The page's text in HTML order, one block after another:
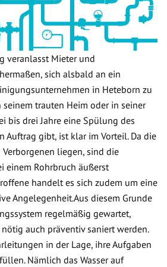
veranlasst Mieter und
sich alsbald an ein
in Heteborn zu
seinem trauten Heim oder in seiner
bis drei Jahre eine Spülung des
Auftrag gibt, ist klar im Vorteil. Da die
liegen, sind die
einem Rohrbruch äußerst
handelt es sich zudem um eine
Angelegenheit.Aus diesem Grunde
regelmäßig gewartet,
auch präventiv saniert werden.
in der Lage, ihre Aufgaben
Nämlich das Wasser auf